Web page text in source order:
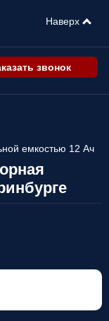
звонок
емкостью 12 Ач
Наверх